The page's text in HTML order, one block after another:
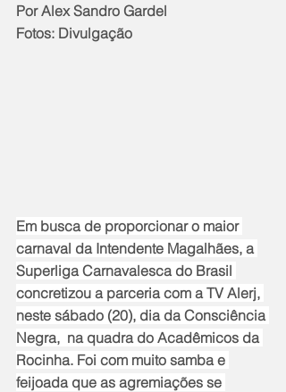
Por Alex Sandro Gardel
Fotos: Divulgação
Em busca de proporcionar o maior
carnaval da Intendente Magalhães, a
Superliga Carnavalesca do Brasil
concretizou a parceria com a TV Alerj,
neste sábado (20), dia da Consciência
Negra,  na quadra do Acadêmicos da
Rocinha. Foi com muito samba e
feijoada que as agremiações se